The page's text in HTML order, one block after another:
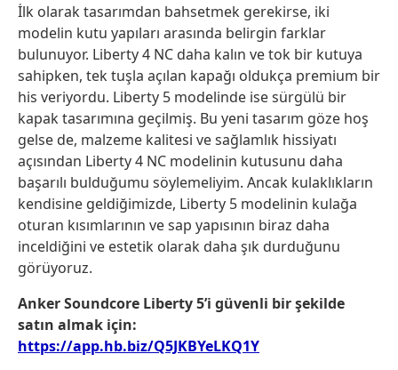
İlk olarak tasarımdan bahsetmek gerekirse, iki
modelin kutu yapıları arasında belirgin farklar
bulunuyor. Liberty 4 NC daha kalın ve tok bir kutuya
sahipken, tek tuşla açılan kapağı oldukça premium bir
his veriyordu. Liberty 5 modelinde ise sürgülü bir
kapak tasarımına geçilmiş. Bu yeni tasarım göze hoş
gelse de, malzeme kalitesi ve sağlamlık hissiyatı
açısından Liberty 4 NC modelinin kutusunu daha
başarılı bulduğumu söylemeliyim. Ancak kulaklıkların
kendisine geldiğimizde, Liberty 5 modelinin kulağa
oturan kısımlarının ve sap yapısının biraz daha
inceldiğini ve estetik olarak daha şık durduğunu
görüyoruz.
Anker Soundcore Liberty 5’i güvenli bir şekilde
satın almak için:
https://app.hb.biz/Q5JKBYeLKQ1Y